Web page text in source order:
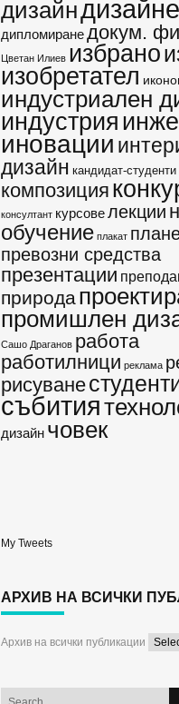
дизайн
дипломиранедокум.
Цветан Илиев избрано
изобретател
индустриален
индустрия
иновации
дизайн кандидат-студенти
композиция
консултант курсовелекции
обучение плакат
превозни средства
презентации
природа
промишлен
Сашо Драганов работа
работилници реклама
рисуване
събития
дизайн човек
My Tweets
АРХИВ НА ВСИЧКИ
Архив на всички публикации